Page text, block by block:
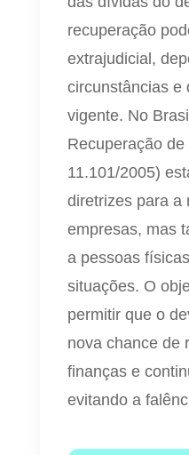
recuperação
extrajudicial,
circunstâncias e
vigente. No
Recuperação
11.101/2005)
diretrizes para a
empresas, mas
a pessoas
situações. O
permitir que o
nova chance de
finanças e
evitando a